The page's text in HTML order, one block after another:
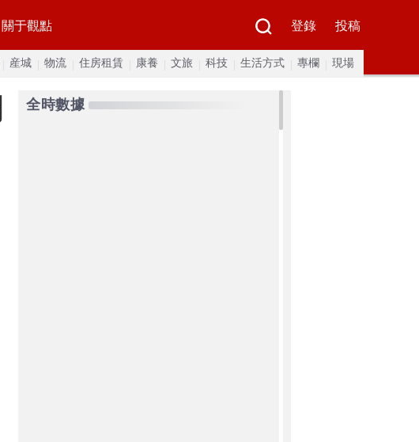
關于觀點 登錄 投稿
産城 物流 住房租賃 康養 文旅 科技 生活方式 專欄 現場
全時數據